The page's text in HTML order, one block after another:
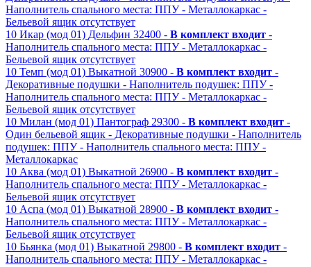
Наполнитель спального места: ППУ - Металлокаркас -
Бельевой ящик отсутствует
10 Икар (мод 01) Дельфин 32400 - В комплект входит -
Наполнитель спального места: ППУ - Металлокаркас -
Бельевой ящик отсутствует
10 Темп (мод 01) Выкатной 30900 - В комплект входит -
Декоративные подушки - Наполнитель подушек: ППУ -
Наполнитель спального места: ППУ - Металлокаркас -
Бельевой ящик отсутствует
10 Милан (мод 01) Пантограф 29300 - В комплект входит -
Один бельевой ящик - Декоративные подушки - Наполнитель
подушек: ППУ - Наполнитель спального места: ППУ -
Металлокаркас
10 Аква (мод 01) Выкатной 26900 - В комплект входит -
Наполнитель спального места: ППУ - Металлокаркас -
Бельевой ящик отсутствует
10 Аспа (мод 01) Выкатной 28900 - В комплект входит -
Наполнитель спального места: ППУ - Металлокаркас -
Бельевой ящик отсутствует
10 Бьянка (мод 01) Выкатной 29800 - В комплект входит -
Наполнитель спального места: ППУ - Металлокаркас -